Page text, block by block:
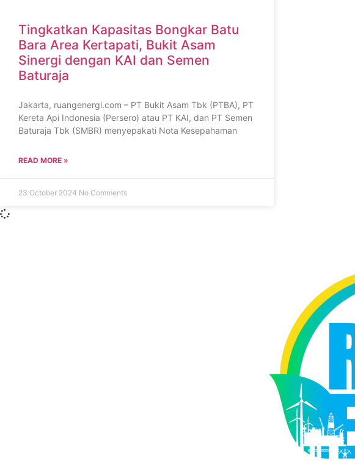
Tingkatkan Kapasitas Bongkar Batu
Bara Area Kertapati, Bukit Asam
Sinergi dengan KAI dan Semen
Baturaja
Jakarta, ruangenergi.com – PT Bukit Asam Tbk (PTBA), PT
Kereta Api Indonesia (Persero) atau PT KAI, dan PT Semen
Baturaja Tbk (SMBR) menyepakati Nota Kesepahaman
READ MORE »
23 October 2024 No Comments